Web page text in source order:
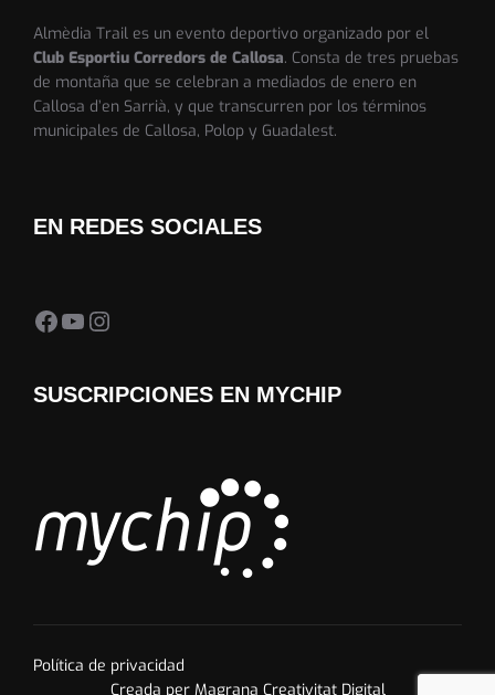
Almèdia Trail es un evento deportivo organizado por el
Club Esportiu Corredors de Callosa. Consta de tres pruebas
de montaña que se celebran a mediados de enero en
Callosa d’en Sarrià, y que transcurren por los términos
municipales de Callosa, Polop y Guadalest.
EN REDES SOCIALES
Facebook Almedia TrailYouTube
Instagram
SUSCRIPCIONES EN MYCHIP
Política de privacidad
Creada per Magrana Creativitat Digital